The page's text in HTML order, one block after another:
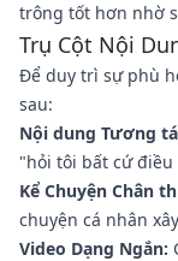
trông tốt hơn nhờ
Trụ Cột Nội
Để duy trì sự phù
sau:
Nội dung Tương
"hỏi tôi bất cứ
Kể Chuyện Chân
chuyện cá nhân
Video Dạng Ngắn: